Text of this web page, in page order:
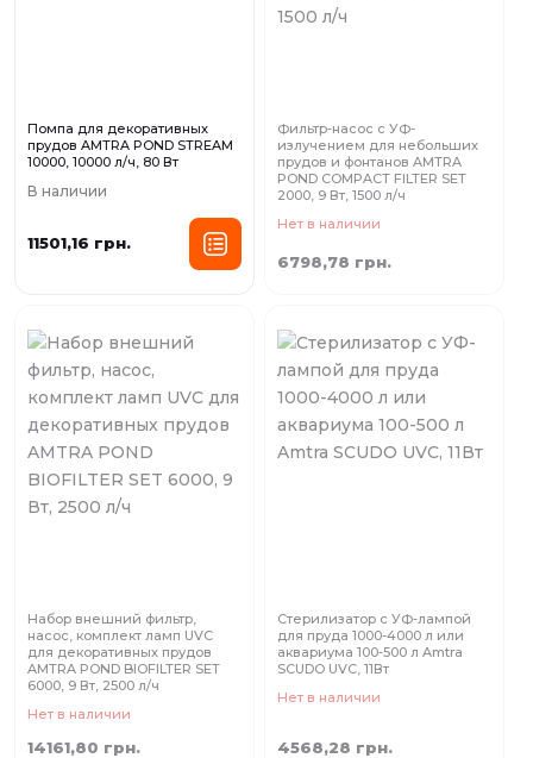
Помпа для декоративных
прудов AMTRA POND STREAM
10000, 10000 л/ч, 80 Вт
В наличии
11501,16 грн.
Фильтр-насос с УФ-
излучением для небольших
прудов и фонтанов AMTRA
POND COMPACT FILTER SET
2000, 9 Вт, 1500 л/ч
Нет в наличии
6798,78 грн.
Набор внешний фильтр,
насос, комплект ламп UVC
для декоративных прудов
AMTRA POND BIOFILTER SET
6000, 9 Вт, 2500 л/ч
Нет в наличии
14161,80 грн.
Стерилизатор с УФ-лампой
для пруда 1000-4000 л или
аквариума 100-500 л Amtra
SCUDO UVC, 11Вт
Нет в наличии
4568,28 грн.